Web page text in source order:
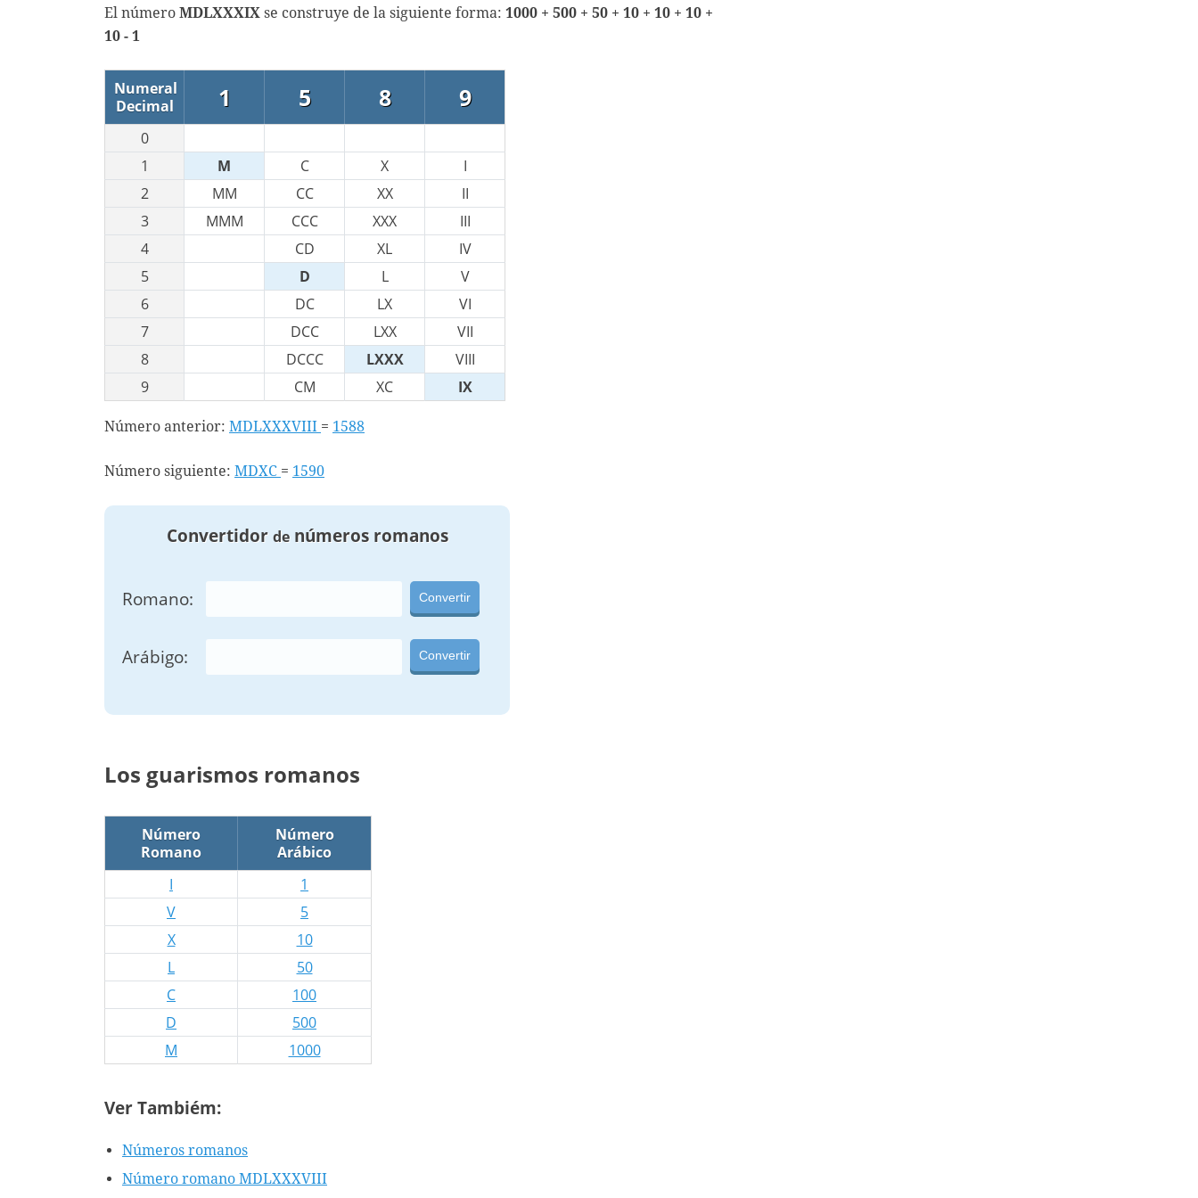
El número MDLXXXIX se construye de la siguiente forma: 1000 + 500 + 50 + 10 + 10 + 10 +
10 - 1
Numeral
Decimal
1 5 8 9
0
1
M C X
I
2
MM CC XX
II
3
MMM CCC XXX
III
4
CD XL
IV
5
D L
V
6
DC LX
VI
7
DCC LXX
VII
8
DCCC LXXX
VIII
9
CM XC IX
Número anterior: MDLXXXVIII = 1588
Número siguiente: MDXC = 1590
Convertidor denúmeros romanos
Romano: Convertir
Arábigo: Convertir
Los guarismos romanos
Número
Romano
Número
Arábico
I
1
V
5
X
10
L
50
C
100
D
500
M
1000
Ver Tambiém:
Números romanos
Número romano MDLXXXVIII